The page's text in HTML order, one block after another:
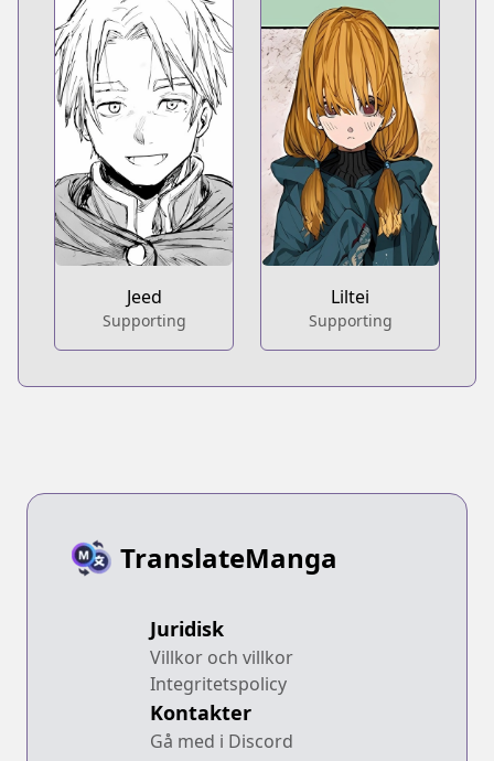
Jeed
Supporting
Liltei
Supporting
TranslateManga
Juridisk
Villkor och villkor
Integritetspolicy
Kontakter
Gå med i Discord